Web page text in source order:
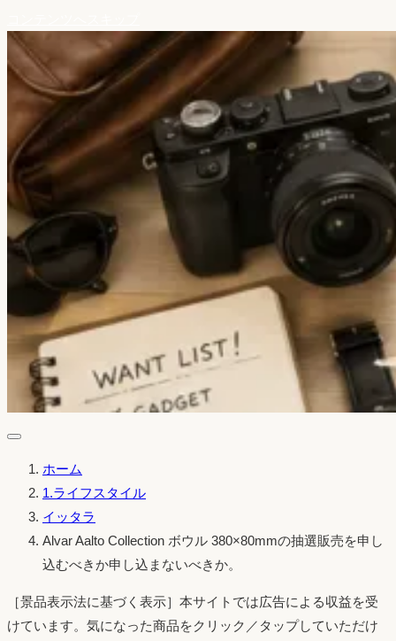
ホーム
1.ライフスタイル
イッタラ
Alvar Aalto Collection ボウル 380×80mmの抽選販売を申し
込むべきか申し込まないべきか。
［景品表示法に基づく表示］本サイトでは広告による収益を受
けています。気になった商品をクリック／タップしていただけ